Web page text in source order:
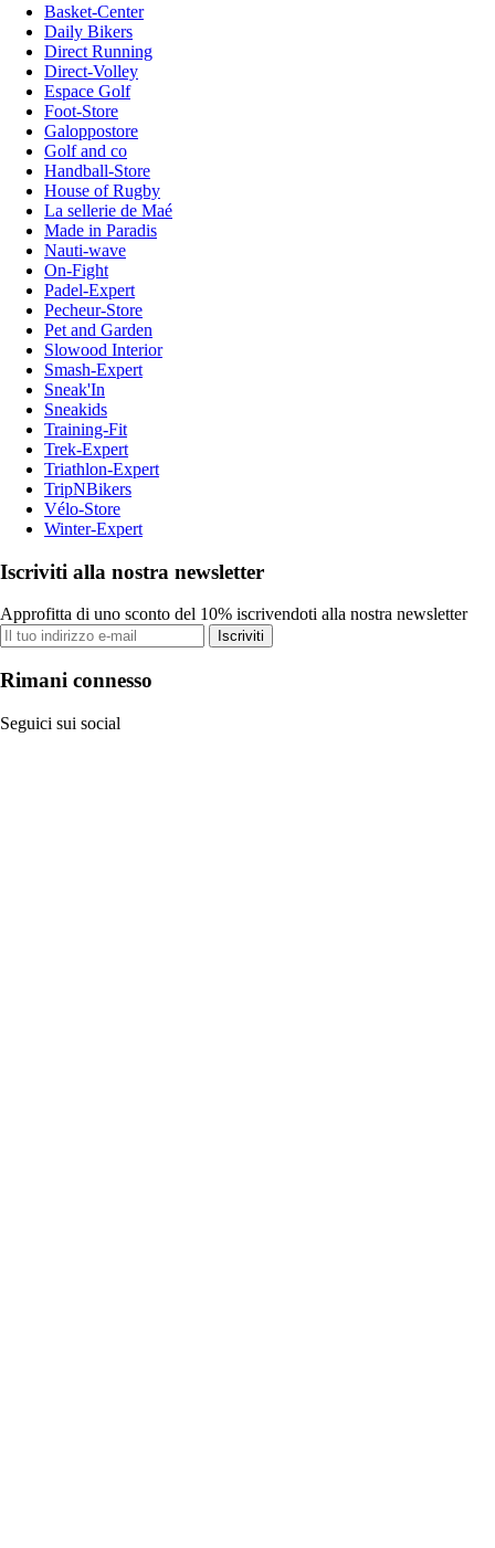
Basket-Center
Daily Bikers
Direct Running
Direct-Volley
Espace Golf
Foot-Store
Galoppostore
Golf and co
Handball-Store
House of Rugby
La sellerie de Maé
Made in Paradis
Nauti-wave
On-Fight
Padel-Expert
Pecheur-Store
Pet and Garden
Slowood Interior
Smash-Expert
Sneak'In
Sneakids
Training-Fit
Trek-Expert
Triathlon-Expert
TripNBikers
Vélo-Store
Winter-Expert
Iscriviti alla nostra newsletter
Approfitta di uno sconto del 10% iscrivendoti alla nostra newsletter
Iscriviti
Rimani connesso
Seguici sui social